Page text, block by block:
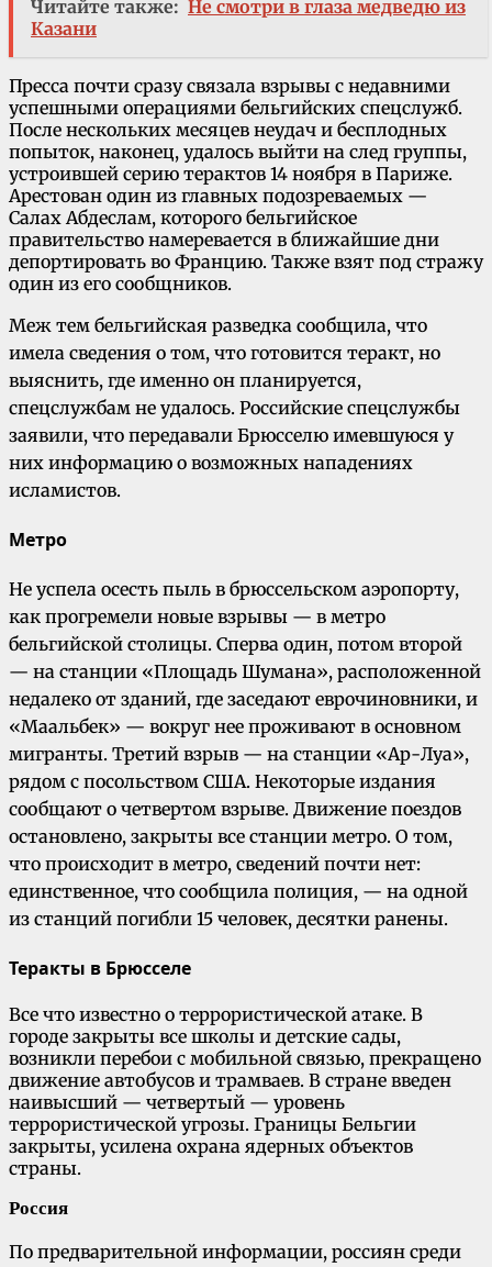
Читайте также: Не смотри в глаза медведю из
Казани
Пресса почти сразу связала взрывы с недавними
успешными операциями бельгийских спецслужб.
После нескольких месяцев неудач и бесплодных
попыток, наконец, удалось выйти на след группы,
устроившей серию терактов 14 ноября в Париже.
Арестован один из главных подозреваемых —
Салах Абдеслам, которого бельгийское
правительство намеревается в ближайшие дни
депортировать во Францию. Также взят под стражу
один из его сообщников.
Меж тем бельгийская разведка сообщила, что
имела сведения о том, что готовится теракт, но
выяснить, где именно он планируется,
спецслужбам не удалось. Российские спецслужбы
заявили, что передавали Брюсселю имевшуюся у
них информацию о возможных нападениях
исламистов.
Метро
Не успела осесть пыль в брюссельском аэропорту,
как прогремели новые взрывы — в метро
бельгийской столицы. Сперва один, потом второй
— на станции «Площадь Шумана», расположенной
недалеко от зданий, где заседают еврочиновники, и
«Маальбек» — вокруг нее проживают в основном
мигранты. Третий взрыв — на станции «Ар-Луа»,
рядом с посольством США. Некоторые издания
сообщают о четвертом взрыве. Движение поездов
остановлено, закрыты все станции метро. О том,
что происходит в метро, сведений почти нет:
единственное, что сообщила полиция, — на одной
из станций погибли 15 человек, десятки ранены.
Теракты в Брюсселе
Все что известно о террористической атаке. В
городе закрыты все школы и детские сады,
возникли перебои с мобильной связью, прекращено
движение автобусов и трамваев. В стране введен
наивысший — четвертый — уровень
террористической угрозы. Границы Бельгии
закрыты, усилена охрана ядерных объектов
страны.
Россия
По предварительной информации, россиян среди